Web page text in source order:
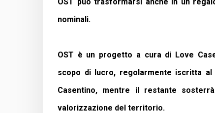
nominali.
OST è un progetto a cura di Love
scopo di lucro, regolarmente iscritta al
Casentino, mentre il restante
valorizzazione del territorio.